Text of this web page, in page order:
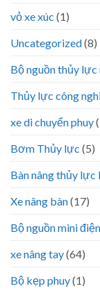
vỏ xe xúc (1)
Uncategorized(8)
Bộ nguồn thủy lực
Thủy lực công
xe di chuyển phuy
Bơm Thủy lực (5)
Bàn nâng thủy lực
Xe nâng bàn(17)
Bộ nguồn mini điện
xe nâng tay(64)
Bộ kẹp phuy(1)